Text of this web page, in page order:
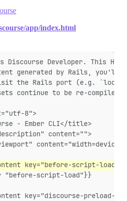
app/index.html
Discourse Developer. This
generated by Rails, you'll
the Rails port (e.g.
continue to be re-compiled
8">
- Ember CLI</title>
content="">
key="before-script-load">
"before-script-load"}}
key="discourse-preload-